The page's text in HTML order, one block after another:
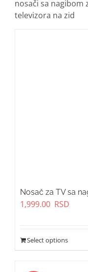
nosači sa nagibom
televizora na zid
Nosač za TV sa
1,999.00 RSD
Select options